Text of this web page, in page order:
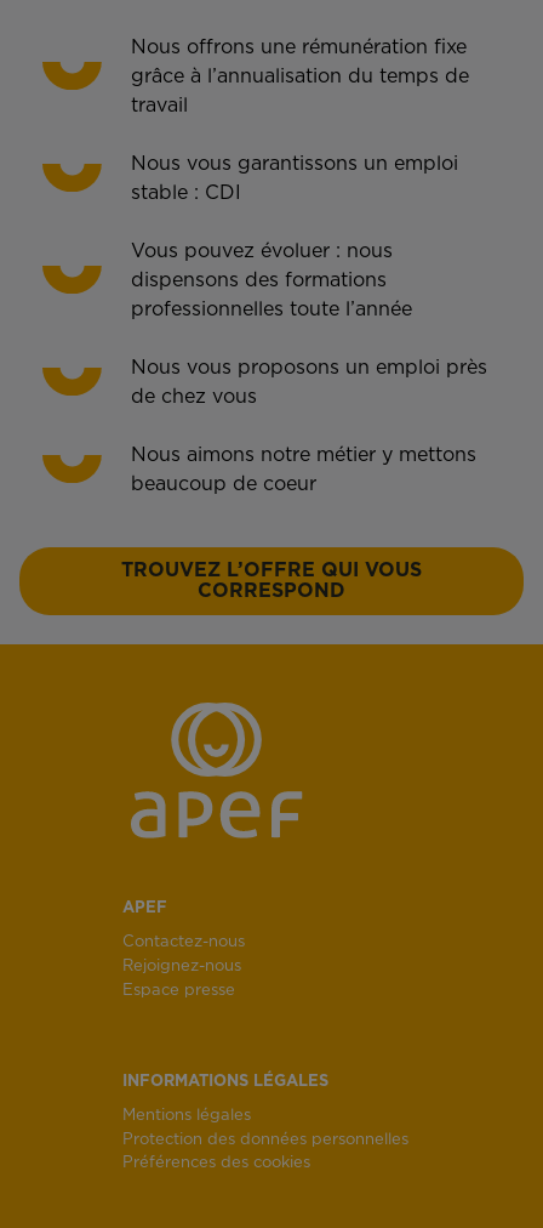
Nous offrons une rémunération fixe
grâce à l’annualisation du temps de
travail
Nous vous garantissons un emploi
stable : CDI
Vous pouvez évoluer : nous
dispensons des formations
professionnelles toute l’année
Nous vous proposons un emploi près
de chez vous
Nous aimons notre métier y mettons
beaucoup de coeur
TROUVEZ L’OFFRE QUI VOUS
CORRESPOND
APEF
Contactez-nous
Rejoignez-nous
Espace presse
INFORMATIONS LÉGALES
Mentions légales
Protection des données personnelles
Préférences des cookies